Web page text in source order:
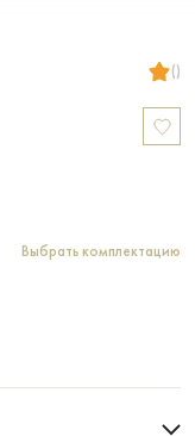
()
Выбрать комплектацию